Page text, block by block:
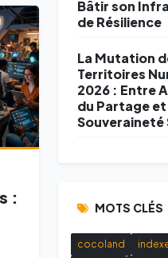
:
Bâtir son
de Résilience
La Mutation
Territoires
2026 : Entre
du Partage et
Souveraineté
MOTS CLÉS
cocoland